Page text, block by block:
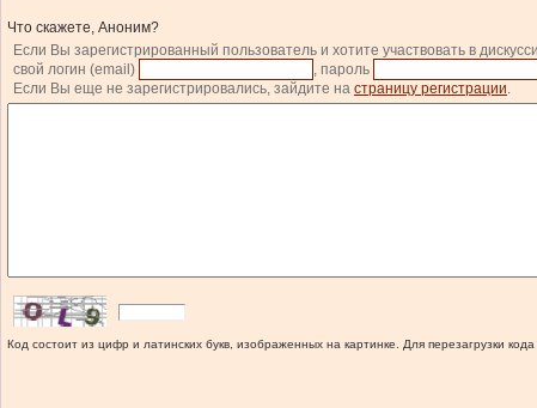
Что скажете, Аноним?
Если Вы зарегистрированный пользователь и хотите участвовать в
свой логин (email)
, пароль
Если Вы еще не зарегистрировались, зайдите на страницу регистрации.
Код состоит из цифр и латинских букв, изображенных на картинке. Для перезагрузки кода